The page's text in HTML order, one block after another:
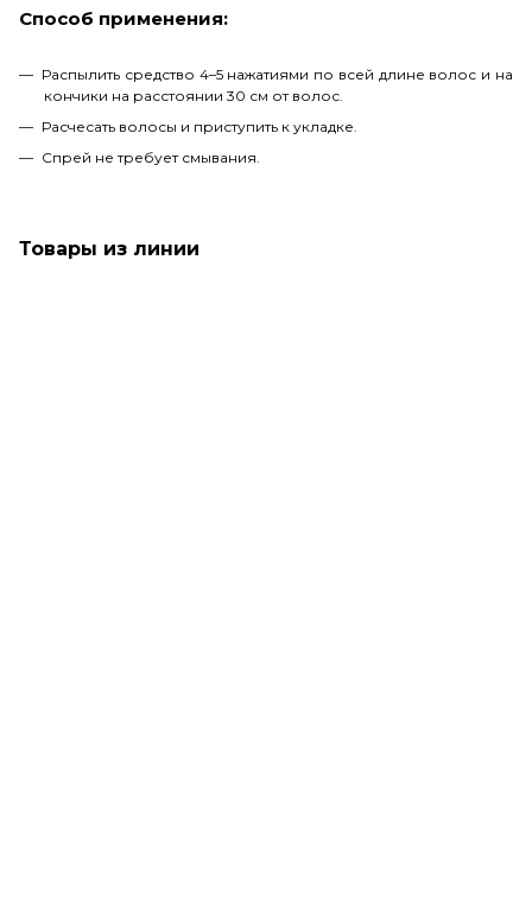
Способ применения:
Распылить средство 4–5 нажатиями по всей длине волос и на
кончики на расстоянии 30 см от волос.
Расчесать волосы и приступить к укладке.
Спрей не требует смывания.
Товары из линии